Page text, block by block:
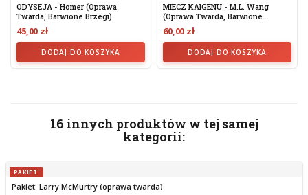
ODYSEJA - Homer (oprawa
Twarda, Barwione Brzegi)
45,00 zł
DODAJ DO KOSZYKA
MIECZ KAIGENU - M.L. Wang
(Oprawa Twarda, Barwione...
60,00 zł
DODAJ DO KOSZYKA
16 innych produktów w tej samej
kategorii:
PAKIET
Pakiet: Larry McMurtry (oprawa twarda)